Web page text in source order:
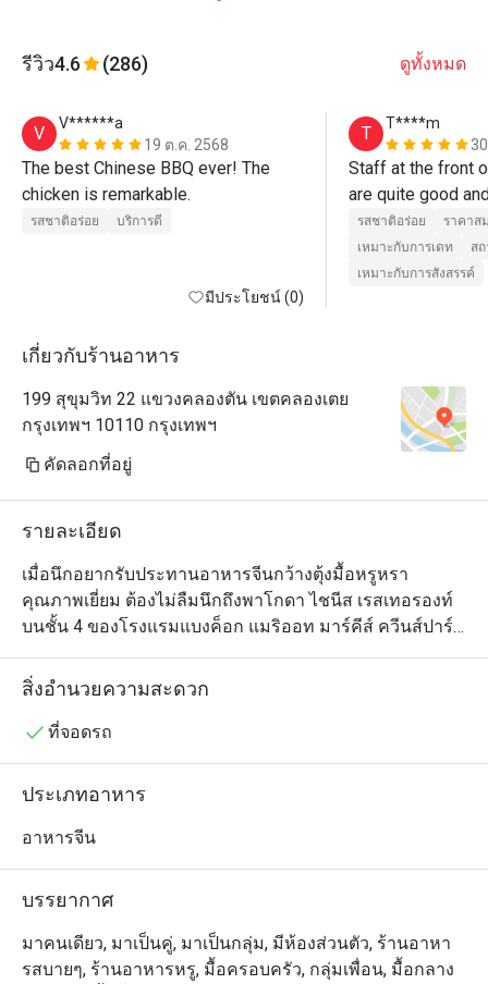
รีวิว4.6 (286) ดูทั้งหมด
V
V******a
19 ต.ค. 2568
The best Chinese BBQ ever! The
chicken is remarkable.
รสชาติอร่อย บริการดี
มีประโยชน์ (0)
T
T****m
Staff at the front
are quite good
welcome (Cee
staff who take
and serve are
รสชาติอร่อย
ราคาส
เหมาะกับการเดท
ส
เหมาะกับการสังสรรค์
เกี่ยวกับร้านอาหาร
199 สุขุมวิท 22 แขวงคลองตัน เขตคลองเตย
กรุงเทพฯ 10110 กรุงเทพฯ
คัดลอกที่อยู่
รายละเอียด
เมื่อนึกอยากรับประทานอาหารจีนกว้างตุ้งมื้อหรูหรา
คุณภาพเยี่ยม ต้องไม่ลืมนึกถึงพาโกดา ไชนีส เรสเทอรองท์
บนชั้น 4 ของโรงแรมแบงค็อก แมริออท มาร์คีส์ ควีนส์ปาร์ค
ตัวร้านเป็นห้องโถงโอ่อ่าสวยงามตกแต่งในสไตล์จีนร่วมสมัย
ประกอบด้วยโต๊ะกลมทั้งขนาดเล็กและใหญ่ อีกทั้งยังมีห้อง
หวัง เมนูของที่นี่ดูแลโดยทีมเชฟมากประสบการณ์ชาวจีน
จนถึงเป็ดปักกิ่งและอีกสารพัดจานซิกเนเจอร์สไตล์กวางตุ้ง
ขอทาน ซึ่งเป็นไก่ทั้งตัวหมักเครื่องเทศยัดไส้ในหมั่นโถวและ
สิ่งอำนวยความสะดวก
ที่จอดรถ
ประเภทอาหาร
อาหารจีน
บรรยากาศ
มาคนเดียว, มาเป็นคู่, มาเป็นกลุ่ม, มีห้องส่วนตัว, ร้านอาหา
รสบายๆ, ร้านอาหารหรู, มื้อครอบครัว, กลุ่มเพื่อน, มื้อกลาง